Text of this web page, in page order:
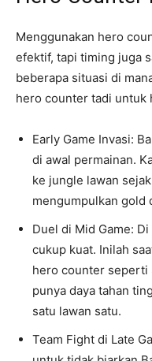
Menggunakan hero
efektif, tapi timing juga
beberapa situasi di
hero counter tadi untuk
Early Game Invasi:
di awal permainan.
ke jungle lawan
mengumpulkan gold
Duel di Mid Game:
cukup kuat. Inilah
hero counter seperti
punya daya tahan
satu lawan satu.
Team Fight di Late